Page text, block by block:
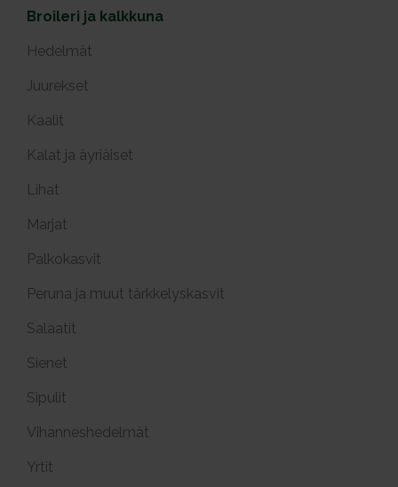
Broileri ja kalkkuna
Hedelmät
Juurekset
Kaalit
Kalat ja äyriäiset
Lihat
Marjat
Palkokasvit
Peruna ja muut tärkkelyskasvit
Salaatit
Sienet
Sipulit
Vihanneshedelmät
Yrtit